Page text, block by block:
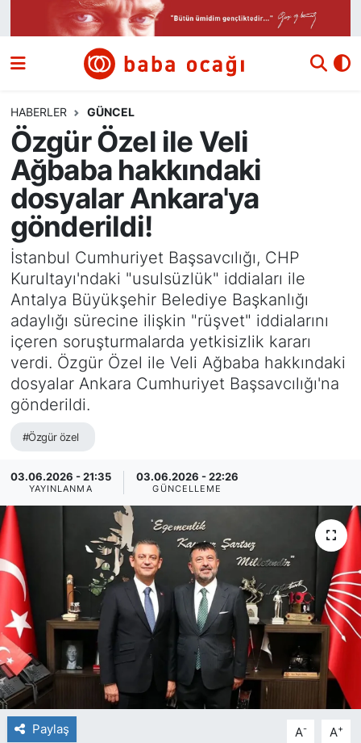
HABERLER GÜNCEL
Özgür Özel ile Veli
Ağbaba hakkındaki
dosyalar Ankara'ya
gönderildi!
İstanbul Cumhuriyet Başsavcılığı, CHP
Kurultayı'ndaki "usulsüzlük" iddiaları ile
Antalya Büyükşehir Belediye Başkanlığı
adaylığı sürecine ilişkin "rüşvet" iddialarını
içeren soruşturmalarda yetkisizlik kararı
verdi. Özgür Özel ile Veli Ağbaba hakkındaki
dosyalar Ankara Cumhuriyet Başsavcılığı'na
gönderildi.
#Özgür özel
03.06.2026 - 21:35
YAYINLANMA
03.06.2026 - 22:26
GÜNCELLEME
Paylaş A- A+
Siyaset
Ekonomi
Dünya
Kültür ve Sanat
Eğitim
Bilim ve Teknoloji
Yazı Dizisi
Nöbetçi Eczaneler
Hava Durumu
Namaz Vakitleri
Trafik Durumu
Süper Lig Puan Durumu ve Fikstür
Tüm Manşetler
Son Dakika Haberleri
Haber Arşivi